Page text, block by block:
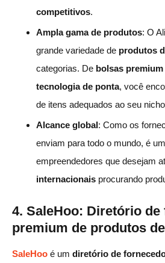
competitivos.
Ampla gama de produtos: O
grande variedade de produtos
categorias. De bolsas premium
tecnologia de ponta, você
de itens adequados ao seu
Alcance global: Como os
enviam para todo o mundo, é
empreendedores que desejam
internacionais procurando
4. SaleHoo: Diretório
premium de produtos
SaleHoo é um diretório de